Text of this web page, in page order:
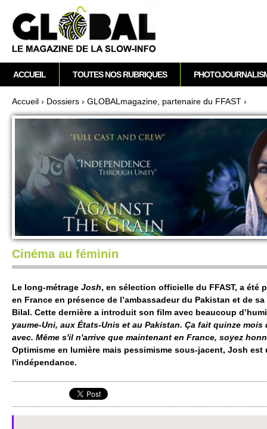
Vous êtes ici
Accueil › Dossi­ers › GLOBALmagazine, partenaire du FFAST ›
Cinéma au féminin
Le long-métrage Josh, en sélection offi­ci­e­lle du FFAST, a été
en France en présence de l’ambassadeur du Pakistan et de
Bilal. Cette dernière a in­troduit son film avec be­aucoup
yaume-Uni, aux États-Unis et au Pakistan. Ça fait quinze
avec. Même s'il n'arrive que maintenant en France, soyez
Opti­misme en lumière mais pe­ssi­misme sous-jacent, Josh
l'indépendance.
M
e
n
u
c
i
p
l
ACCUEIL TOUTES NOS RUBRIQUES